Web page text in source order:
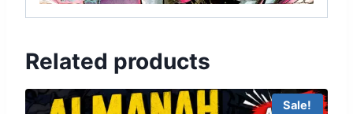
Related products
Sale!